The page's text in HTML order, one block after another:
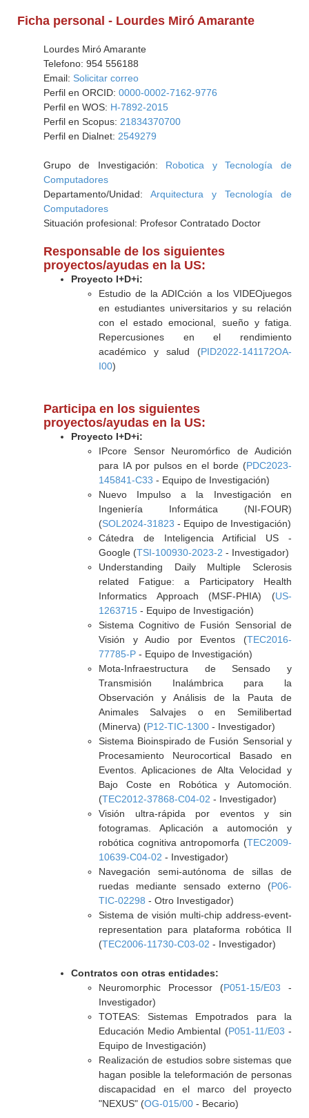
Ficha personal - Lourdes Miró Amarante
Lourdes Miró Amarante
Telefono: 954 556188
Email: Solicitar correo
Perfil en ORCID: 0000-0002-7162-9776
Perfil en WOS: H-7892-2015
Perfil en Scopus: 21834370700
Perfil en Dialnet: 2549279
Grupo de Investigación: Robotica y Tecnología de
Computadores
Departamento/Unidad: Arquitectura y Tecnología de
Computadores
Situación profesional: Profesor Contratado Doctor
Responsable de los siguientes
proyectos/ayudas en la US:
Proyecto I+D+i:
Estudio de la ADICción a los VIDEOjuegos
en estudiantes universitarios y su relación
con el estado emocional, sueño y fatiga.
Repercusiones en el rendimiento
académico y salud (PID2022-141172OA-
I00)
Participa en los siguientes
proyectos/ayudas en la US:
Proyecto I+D+i:
IPcore Sensor Neuromórfico de Audición
para IA por pulsos en el borde (PDC2023-
145841-C33 - Equipo de Investigación)
Nuevo Impulso a la Investigación en
Ingeniería Informática (NI-FOUR)
(SOL2024-31823 - Equipo de Investigación)
Cátedra de Inteligencia Artificial US -
Google (TSI-100930-2023-2 - Investigador)
Understanding Daily Multiple Sclerosis
related Fatigue: a Participatory Health
Informatics Approach (MSF-PHIA) (US-
1263715- Equipo de Investigación)
Sistema Cognitivo de Fusión Sensorial de
Visión y Audio por Eventos (TEC2016-
77785-P- Equipo de Investigación)
Mota-Infraestructura de Sensado y
Transmisión Inalámbrica para la
Observación y Análisis de la Pauta de
Animales Salvajes o en Semilibertad
(Minerva) (P12-TIC-1300- Investigador)
Sistema Bioinspirado de Fusión Sensorial y
Procesamiento Neurocortical Basado en
Eventos. Aplicaciones de Alta Velocidad y
Bajo Coste en Robótica y Automoción.
(TEC2012-37868-C04-02 - Investigador)
Visión ultra-rápida por eventos y sin
fotogramas. Aplicación a automoción y
robótica cognitiva antropomorfa (TEC2009-
10639-C04-02 - Investigador)
Navegación semi-autónoma de sillas de
ruedas mediante sensado externo (P06-
TIC-02298 - Otro Investigador)
Sistema de visión multi-chip address-event-
representation para plataforma robótica II
(TEC2006-11730-C03-02 - Investigador)
Contratos con otras entidades:
Neuromorphic Processor (P051-15/E03 -
Investigador)
TOTEAS: Sistemas Empotrados para la
Educación Medio Ambiental (P051-11/E03 -
Equipo de Investigación)
Realización de estudios sobre sistemas que
hagan posible la teleformación de personas
discapacidad en el marco del proyecto
"NEXUS" (OG-015/00- Becario)